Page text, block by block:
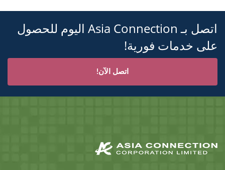
اتصل بـ Asia Connection اليوم للحصول
على خدمات فورية!
اتصل الآن!